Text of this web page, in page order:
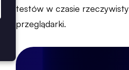
testów w czasie
przeglądarki.